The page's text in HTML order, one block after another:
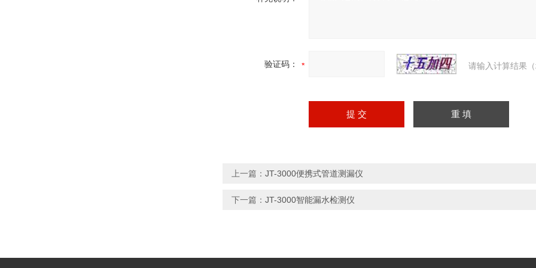
验证码： 请输入计算结果
上一篇： JT-3000便携式管道测漏仪
下一篇： JT-3000智能漏水检测仪